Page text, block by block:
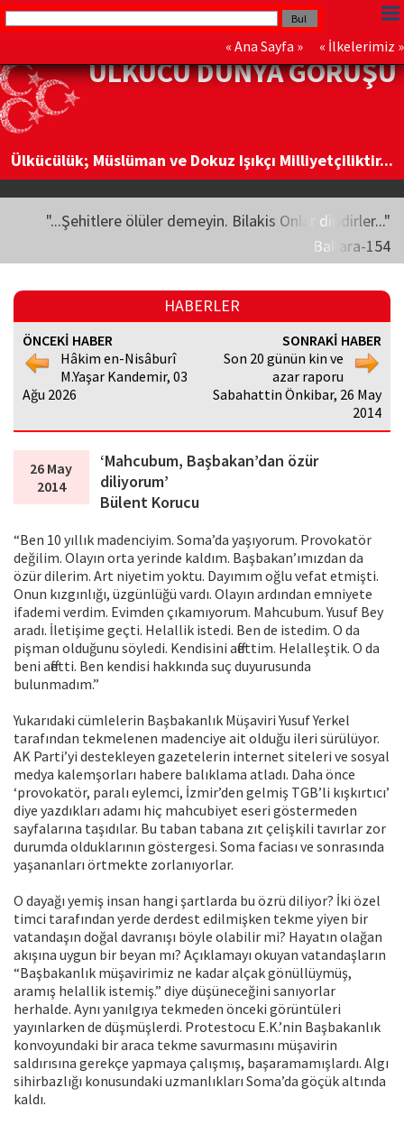
« Ana Sayfa » « İlkelerimiz »
ÜLKÜCÜ DÜNYA GÖRÜŞÜ
Ülkücülük; Müslüman ve Dokuz Işıkçı Milliyetçiliktir...
"...Şehitlere ölüler demeyin. Bilakis Onlar diridirler..."
Bakara-154
HABERLER
ÖNCEKİ HABER
Hâkim en-Nisâburî
M.Yaşar Kandemir, 03
Ağu 2026
SONRAKİ HABER
Son 20 günün kin ve
azar raporu
Sabahattin Önkibar, 26 May
2014
26 May
2014
‘Mahcubum, Başbakan’dan özür
diliyorum’
Bülent Korucu
“Ben 10 yıllık madenciyim. Soma’da yaşıyorum. Provokatör
değilim. Olayın orta yerinde kaldım. Başbakan’ımızdan da
özür dilerim. Art niyetim yoktu. Dayımım oğlu vefat etmişti.
Onun kızgınlığı, üzgünlüğü vardı. Olayın ardından emniyete
ifademi verdim. Evimden çıkamıyorum. Mahcubum. Yusuf Bey
aradı. İletişime geçti. Helallik istedi. Ben de istedim. O da
pişman olduğunu söyledi. Kendisini affettim. Helalleştik. O da
beni affetti. Ben kendisi hakkında suç duyurusunda
bulunmadım.”
Yukarıdaki cümlelerin Başbakanlık Müşaviri Yusuf Yerkel
tarafından tekmelenen madenciye ait olduğu ileri sürülüyor.
AK Parti’yi destekleyen gazetelerin internet siteleri ve sosyal
medya kalemşorları habere balıklama atladı. Daha önce
‘provokatör, paralı eylemci, İzmir’den gelmiş TGB’li kışkırtıcı’
diye yazdıkları adamı hiç mahcubiyet eseri göstermeden
sayfalarına taşıdılar. Bu taban tabana zıt çelişkili tavırlar zor
durumda olduklarının göstergesi. Soma faciası ve sonrasında
yaşananları örtmekte zorlanıyorlar.
O dayağı yemiş insan hangi şartlarda bu özrü diliyor? İki özel
timci tarafından yerde derdest edilmişken tekme yiyen bir
vatandaşın doğal davranışı böyle olabilir mi? Hayatın olağan
akışına uygun bir beyan mı? Açıklamayı okuyan vatandaşların
“Başbakanlık müşavirimiz ne kadar alçak gönüllüymüş,
aramış helallik istemiş.” diye düşüneceğini sanıyorlar
herhalde. Aynı yanılgıya tekmeden önceki görüntüleri
yayınlarken de düşmüşlerdi. Protestocu E.K.’nin Başbakanlık
konvoyundaki bir araca tekme savurmasını müşavirin
saldırısına gerekçe yapmaya çalışmış, başaramamışlardı. Algı
sihirbazlığı konusundaki uzmanlıkları Soma’da göçük altında
kaldı.